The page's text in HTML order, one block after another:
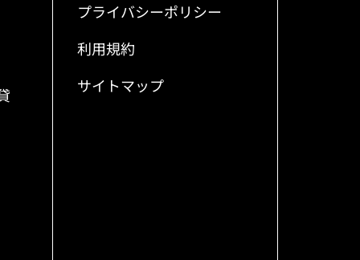
プライバシーポリシー
利用規約
サイトマップ